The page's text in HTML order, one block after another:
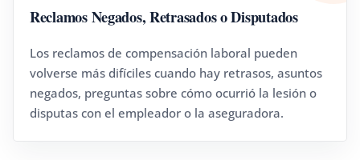
Reclamos Negados, Retrasados o Disputados
Los reclamos de compensación laboral pueden
volverse más difíciles cuando hay retrasos, asuntos
negados, preguntas sobre cómo ocurrió la lesión o
disputas con el empleador o la aseguradora.